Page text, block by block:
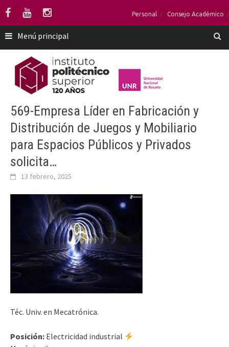
Saltar
contenido
Personal Consejo Académico
Menú principal
569-Empresa Líder en Fabricación y
Distribución de Juegos y Mobiliario
para Espacios Públicos y Privados
solicita…
13 febrero, 2025
Téc. Univ. en Mecatrónica.
Posición: Electricidad industrial